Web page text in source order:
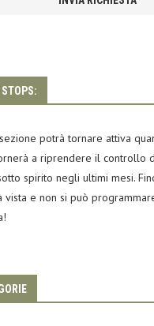
STOPS:
potrà tornare attiva
a riprendere il controllo
spirito negli ultimi mesi.
vista e non si può